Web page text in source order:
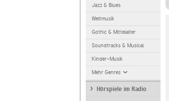
Jazz & Blues
Weltmusik
Gothic & Mittelalter
Soundtracks & Musical
Kinder-Musik
Mehr Genres
Hörspiele im Radio